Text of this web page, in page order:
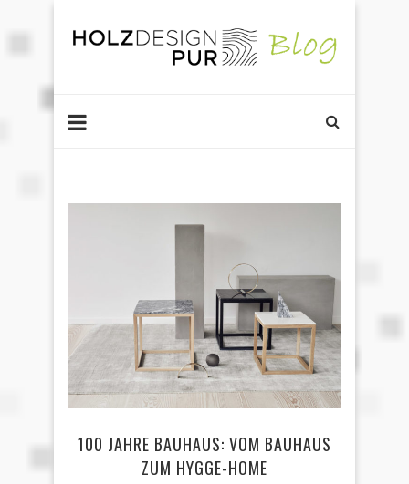
100 JAHRE BAUHAUS: VOM BAUHAUS
ZUM HYGGE-HOME